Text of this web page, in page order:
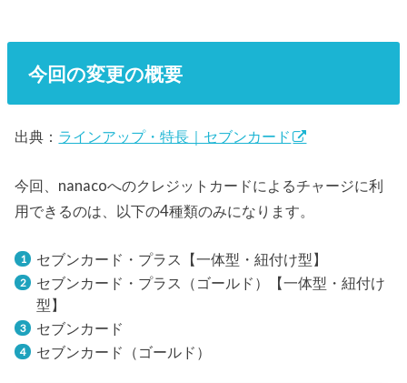
今回の変更の概要
出典： ラインアップ・特長｜セブンカード
今回、nanacoへのクレジットカードによるチャージに利
用できるのは、以下の4種類のみになります。
セブンカード・プラス【一体型・紐付け型】
セブンカード・プラス（ゴールド）【一体型・紐付け
型】
セブンカード
セブンカード（ゴールド）